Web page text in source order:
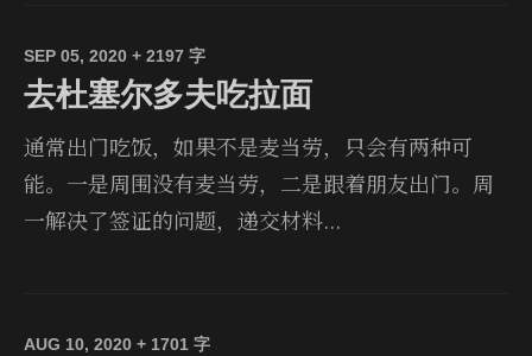
SEP 05, 2020 + 2197 字
去杜塞尔多夫吃拉面
通常出门吃饭，如果不是麦当劳，只会有两种可
能。一是周围没有麦当劳，二是跟着朋友出门。周
一解决了签证的问题，递交材料...
AUG 10, 2020 + 1701 字